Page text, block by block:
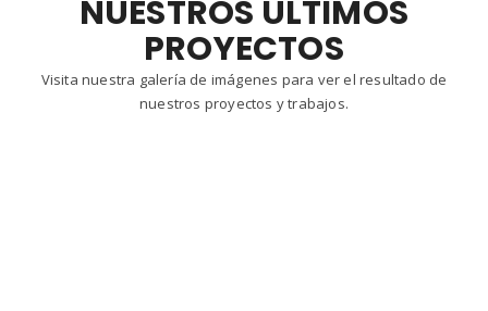
NUESTROS ULTIMOS
PROYECTOS
Visita nuestra galería de imágenes para ver el resultado de
nuestros proyectos y trabajos.